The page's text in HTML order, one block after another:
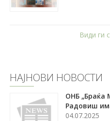
Види ги
НАЈНОВИ НОВОСТИ
ОНБ „Браќа
Радовиш
04.07.2025